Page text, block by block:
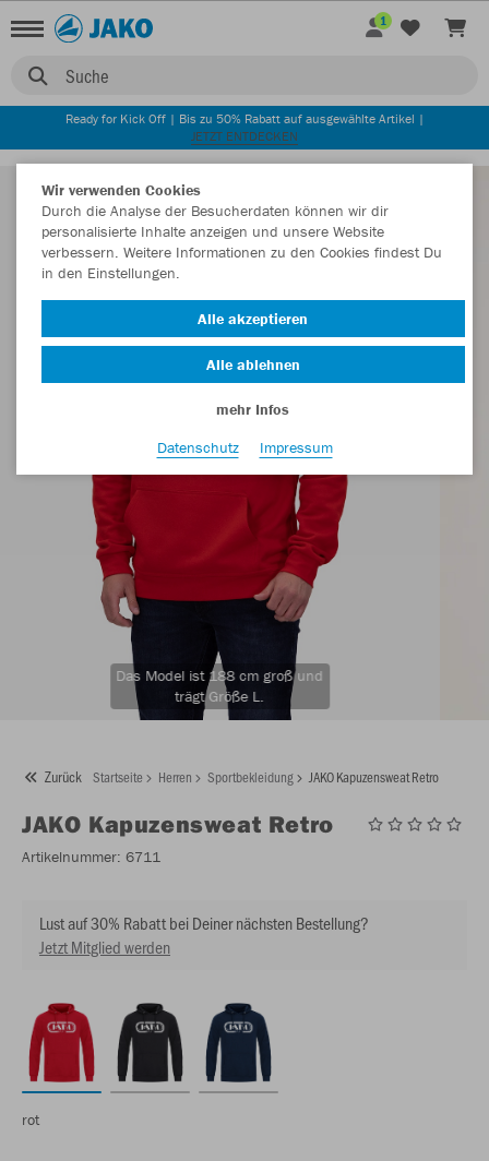
Suche
1
Ready for Kick Off | Bis zu 50% Rabatt auf ausgewählte Artikel |
JETZT ENTDECKEN
Das Model ist 188 cm groß und
trägt Größe L.
Zurück Startseite Herren Sportbekleidung JAKO Kapuzensweat Retro
JAKO Kapuzensweat Retro
Artikelnummer: 6711
Lust auf 30% Rabatt bei Deiner nächsten Bestellung?
Jetzt Mitglied werden
rot
Wir verwenden Cookies
Durch die Analyse der Besucherdaten können wir dir
personalisierte Inhalte anzeigen und unsere Website
verbessern. Weitere Informationen zu den Cookies findest Du
in den Einstellungen.
Alle akzeptieren
Alle ablehnen
mehr Infos
Datenschutz
Impressum